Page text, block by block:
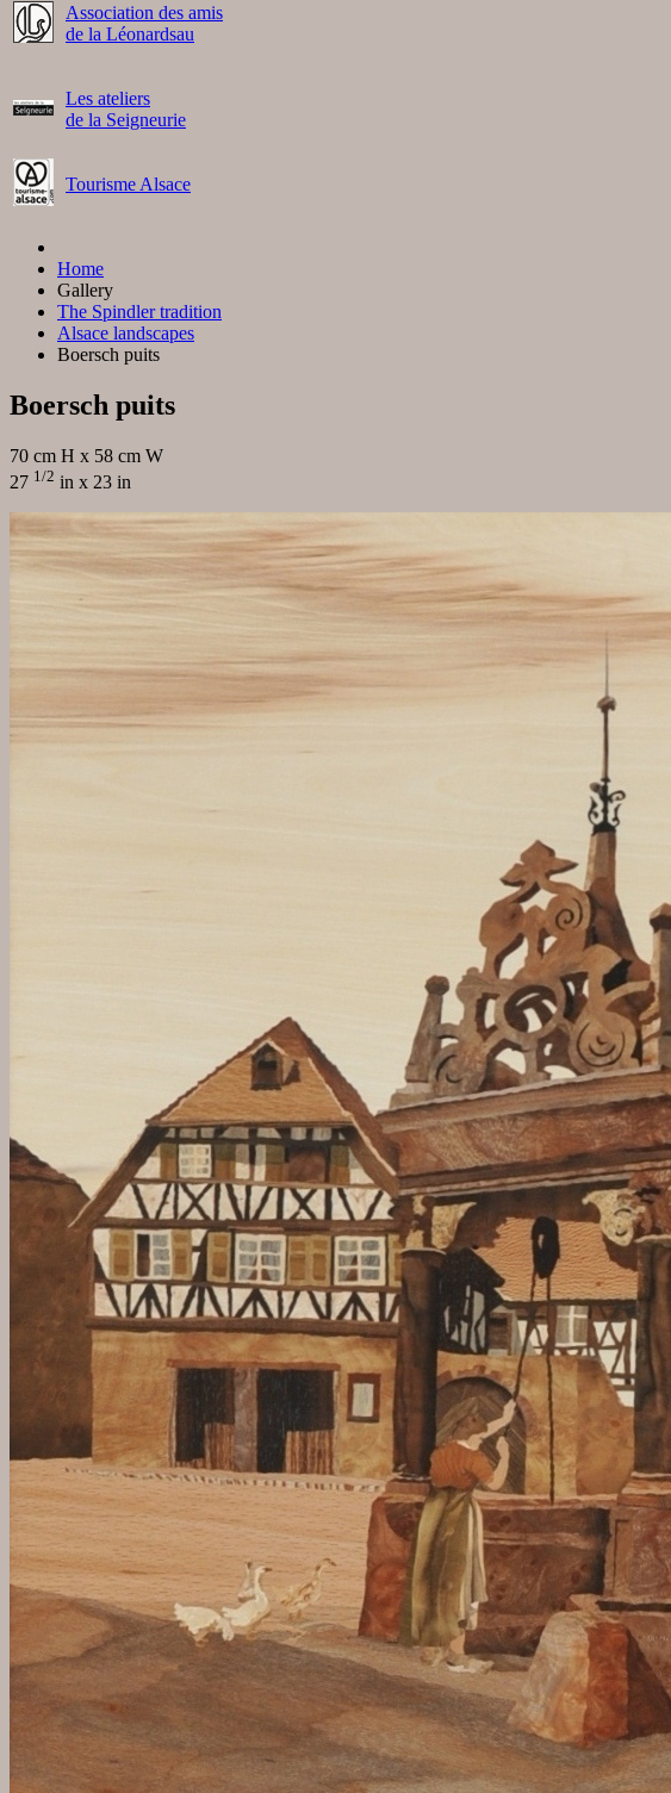
Association des amis
de la Léonardsau
Les ateliers
de la Seigneurie
Tourisme Alsace
Home
Gallery
The Spindler tradition
Alsace landscapes
Boersch puits
Boersch puits
70 cm H x 58 cm W
27 1/2 in x 23 in